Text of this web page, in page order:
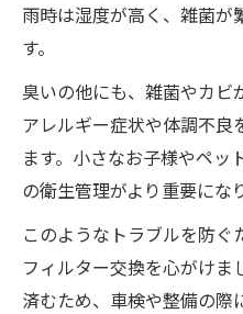
雨時は湿度が高く、雑菌が
す。
臭いの他にも、雑菌やカビ
アレルギー症状や体調不良
ます。小さなお子様やペ
の衛生管理がより重要にな
このようなトラブルを防
フィルター交換を心がけま
済むため、車検や整備の際